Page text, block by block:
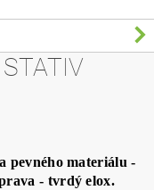
pevného materiálu -
- tvrdý elox.